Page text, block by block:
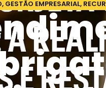
, GESTÃO EMPRESARIAL,